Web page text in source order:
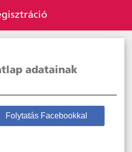
adatainak
Folytatás Facebookkal